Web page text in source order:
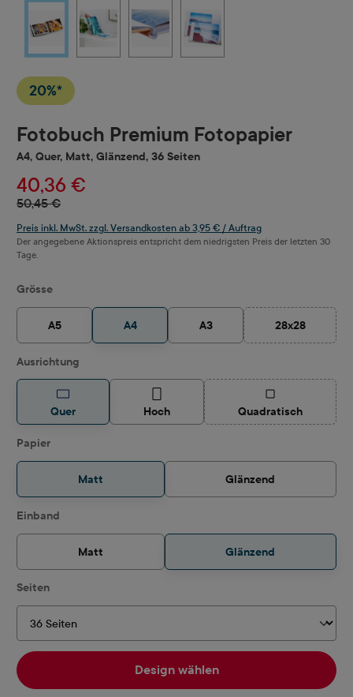
20%*
Fotobuch Premium Fotopapier
A4, Quer, Matt, Glänzend, 36 Seiten
40,36 €
50,45 €
Preis inkl. MwSt. zzgl. Versandkosten ab 3,95 € / Auftrag
Der angegebene Aktionspreis entspricht dem niedrigsten Preis der letzten 30
Tage.
Grösseauswählen
A5 A4 A3 28x28
(Diese
Ausrichtungauswählen
Quer Hoch Quadratisch(Diese Option ist
Papierauswählen
Matt Glänzend
Einband
Matt Glänzend
Seitenauswählen
Design wählen